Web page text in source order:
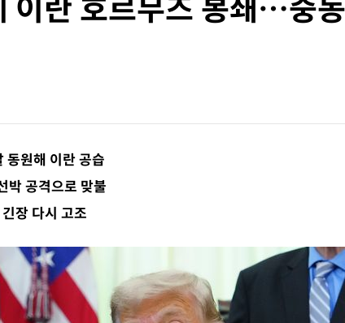
원해 이란 공습
박 공격으로 맞불
장 다시 고조